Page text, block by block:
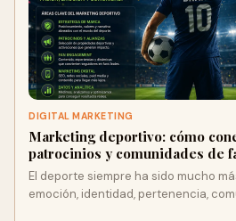
DIGITAL MARKETING
Marketing deportivo: cómo
patrocinios y comunidades de
El deporte siempre ha sido mucho
emoción, identidad, pertenencia,
eso, para muchas marcas, clubes,